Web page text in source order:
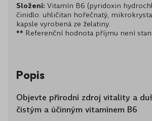
Složení: Vitamín B6 (pyridoxin
činidlo: uhličitan hořečnatý,
kapsle vyrobená ze želatiny.
** Referenční hodnota příjmu není
Popis
Objevte přírodní zdroj vitality a
čistým a účinným vitamínem B6